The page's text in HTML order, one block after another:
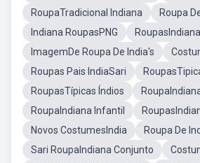
RoupaTradicional Indiana
Roupa
Indiana RoupasPNG
ImagemDe Roupa De India's
Roupas Pais IndiaSari
RoupasTípicas Índios
RoupaIndiana Infantil
Novos CostumesIndia
Roupa De
Sari RoupaIndiana Conjunto